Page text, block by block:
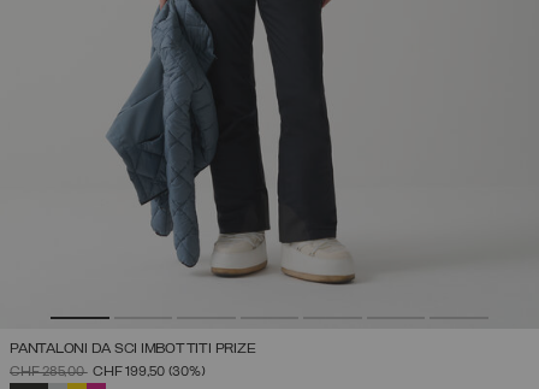
PANTALONI DA SCI IMBOTTITI PRIZE
PREZZO RIDOTTO DA
CHF 285,00ACHF 199,50 (30%)